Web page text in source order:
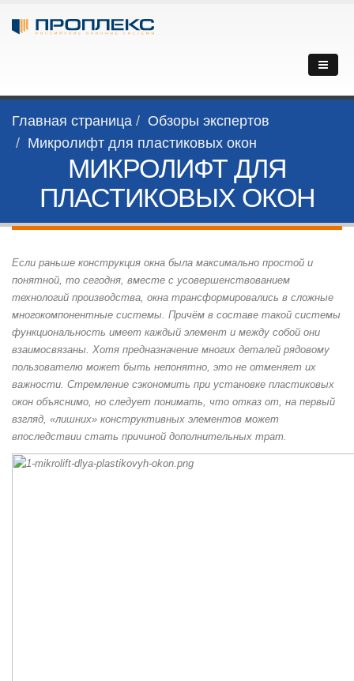
Главная страница
Обзоры экспертов
Микролифт для пластиковых окон
МИКРОЛИФТ ДЛЯ
ПЛАСТИКОВЫХ ОКОН
Если раньше конструкция окна была максимально простой и
понятной, то сегодня, вместе с усовершенствованием
технологий производства, окна трансформировались в сложные
многокомпонентные системы. Причём в составе такой системы
функциональность имеет каждый элемент и между собой они
взаимосвязаны. Хотя предназначение многих деталей рядовому
пользователю может быть непонятно, это не отменяет их
важности. Стремление сэкономить при установке пластиковых
окон объяснимо, но следует понимать, что отказ от, на первый
взгляд, «лишних» конструктивных элементов может
впоследствии стать причиной дополнительных трат.